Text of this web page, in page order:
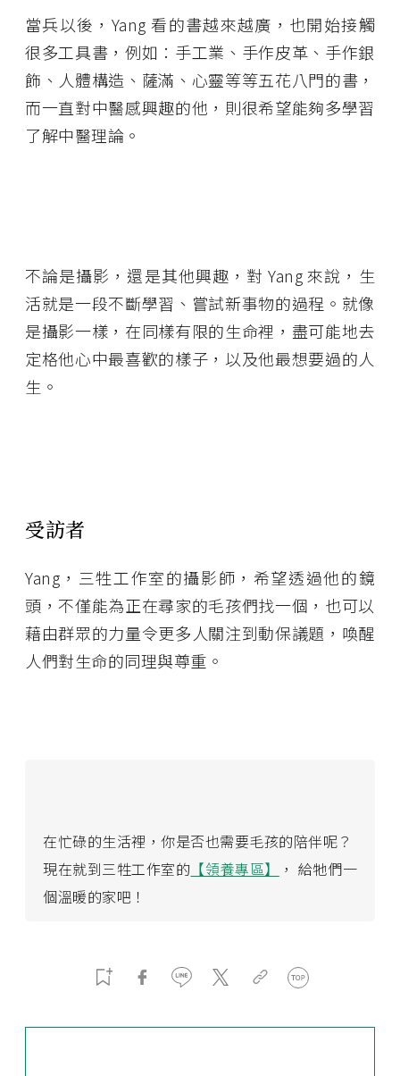
當兵以後，Yang 看的書越來越廣，也開始接觸
很多工具書，例如：手工業、手作皮革、手作銀
飾、人體構造、薩滿、心靈等等五花八門的書，
而一直對中醫感興趣的他，則很希望能夠多學習
了解中醫理論。
不論是攝影，還是其他興趣，對 Yang 來說，生
活就是一段不斷學習、嘗試新事物的過程。就像
是攝影一樣，在同樣有限的生命裡，盡可能地去
定格他心中最喜歡的樣子，以及他最想要過的人
生。
受訪者
Yang，三牲工作室的攝影師，希望透過他的鏡
頭，不僅能為正在尋家的毛孩們找一個，也可以
藉由群眾的力量令更多人關注到動保議題，喚醒
人們對生命的同理與尊重。
在忙碌的生活裡，你是否也需要毛孩的陪伴呢？
現在就到三牲工作室的 【領養專區】
， 給牠們一
個溫暖的家吧！